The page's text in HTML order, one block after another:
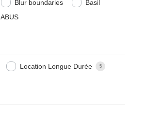
Blur boundaries
Basil
ABUS
Location Longue Durée 5